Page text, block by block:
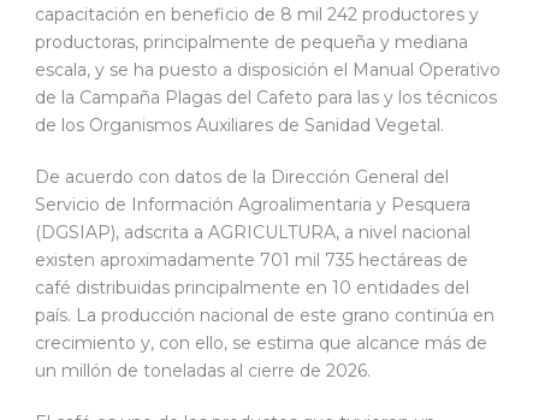
capacitación en beneficio de 8 mil 242 productores y
productoras, principalmente de pequeña y mediana
escala, y se ha puesto a disposición el Manual Operativo
de la Campaña Plagas del Cafeto para las y los técnicos
de los Organismos Auxiliares de Sanidad Vegetal.
De acuerdo con datos de la Dirección General del
Servicio de Información Agroalimentaria y Pesquera
(DGSIAP), adscrita a AGRICULTURA, a nivel nacional
existen aproximadamente 701 mil 735 hectáreas de
café distribuidas principalmente en 10 entidades del
país. La producción nacional de este grano continúa en
crecimiento y, con ello, se estima que alcance más de
un millón de toneladas al cierre de 2026.